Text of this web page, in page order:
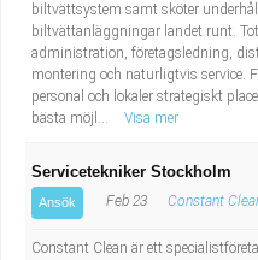
biltvättsystem samt sköter
biltvättanläggningar landet runt.
administration, företagsledning,
montering och naturligtvis service.
personal och lokaler strategiskt
bästa möjl...
Visa mer
Servicetekniker Stockholm
Ansök Feb 23 Constant
Constant Clean är ett